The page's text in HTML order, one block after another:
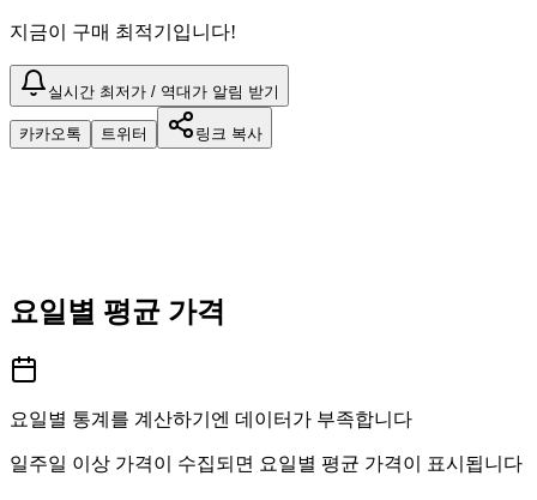
지금이 구매 최적기입니다!
실시간 최저가 / 역대가 알림 받기
카카오톡 트위터 링크 복사
요일별 평균 가격
요일별 통계를 계산하기엔 데이터가 부족합니다
일주일 이상 가격이 수집되면 요일별 평균 가격이 표시됩니다